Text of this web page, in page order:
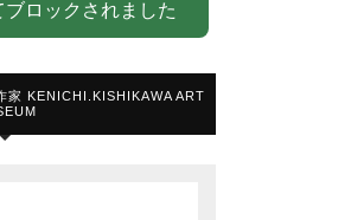
ロックされました
家 KENICHI.KISHIKAWA ART